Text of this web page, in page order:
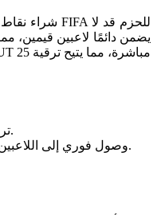
يضمن دائمًا لاعبين قيمين،
ترقيات سريعة للفريق بدون طحن.
وصول فوري إلى اللاعبين المميزين لتحقيق ميزة تنافسية.